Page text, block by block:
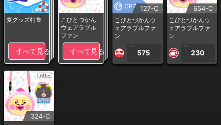
夏グッズ特集
すべて見る
こびとづかん
ウェアラブル
ファン
すべて見る
CP専用127-C
こびとづかんウ
ェアラブルファ
ン
1PLAY
575
CP
654-C
こびとづかんウ
ェアラブルファ
ン
1PLAY
230
CP
324-C